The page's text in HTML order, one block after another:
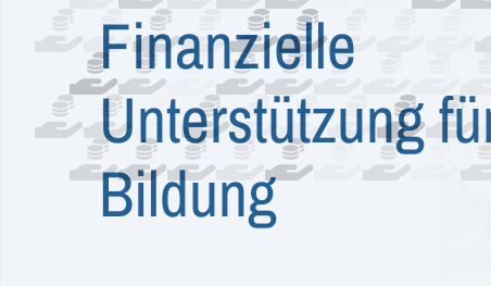
Finanzielle
Unterstützung
Bildung